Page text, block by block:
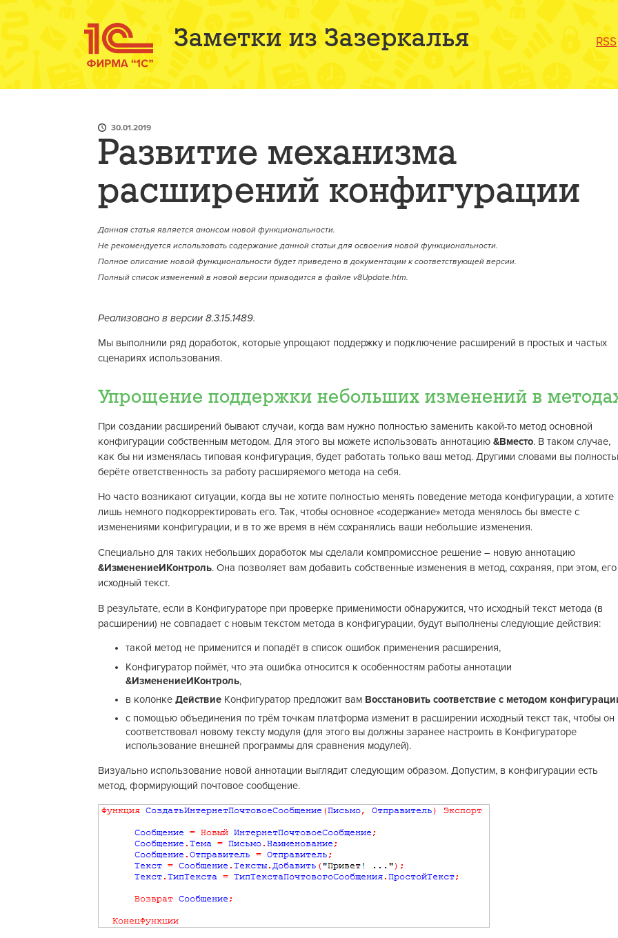
Заметки из Зазеркалья RSS
30.01.2019
Развитие механизма
расширений конфигурации
Данная статья является анонсом новой функциональности.
Не рекомендуется использовать содержание данной статьи для освоения новой функциональности.
Полное описание новой функциональности будет приведено в документации к соответствующей версии.
Полный список изменений в новой версии приводится в файле v8Update.htm.
Реализовано в версии 8.3.15.1489.
Мы выполнили ряд доработок, которые упрощают поддержку и подключение расширений в простых и частых
сценариях использования.
Упрощение поддержки небольших изменений в
При создании расширений бывают случаи, когда вам нужно полностью заменить какой-то метод основной
конфигурации собственным методом. Для этого вы можете использовать аннотацию &Вместо. В таком случае,
как бы ни изменялась типовая конфигурация, будет работать только ваш метод. Другими словами вы
берёте ответственность за работу расширяемого метода на себя.
Но часто возникают ситуации, когда вы не хотите полностью менять поведение метода конфигурации, а хотите
лишь немного подкорректировать его. Так, чтобы основное «содержание» метода менялось бы вместе с
изменениями конфигурации, и в то же время в нём сохранялись ваши небольшие изменения.
Специально для таких небольших доработок мы сделали компромиссное решение – новую аннотацию
&ИзменениеИКонтроль. Она позволяет вам добавить собственные изменения в метод, сохраняя, при этом, его
исходный текст.
В результате, если в Конфигураторе при проверке применимости обнаружится, что исходный текст метода (в
расширении) не совпадает с новым текстом метода в конфигурации, будут выполнены следующие действия:
такой метод не применится и попадёт в список ошибок применения расширения,
Конфигуратор поймёт, что эта ошибка относится к особенностям работы аннотации
&ИзменениеИКонтроль,
в колонке Действие Конфигуратор предложит вам Восстановить соответствие с методом
с помощью объединения по трём точкам платформа изменит в расширении исходный текст так, чтобы он
соответствовал новому тексту модуля (для этого вы должны заранее настроить в Конфигураторе
использование внешней программы для сравнения модулей).
Визуально использование новой аннотации выглядит следующим образом. Допустим, в конфигурации есть
метод, формирующий почтовое сообщение.